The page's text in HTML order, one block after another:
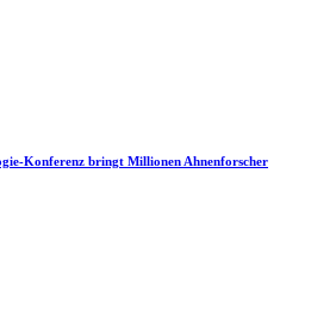
Konferenz bringt Millionen Ahnenforscher